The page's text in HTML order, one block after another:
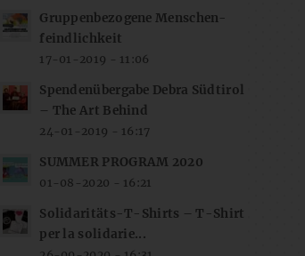
Gruppenbezogene Menschen-
feindlichkeit
17-01-2019 - 11:06
Spendenübergabe Debra Südtirol
– The Art Behind
24-01-2019 - 16:17
SUMMER PROGRAM 2020
01-08-2020 - 16:21
Solidaritäts-T-Shirts – T-Shirt
per la solidarie...